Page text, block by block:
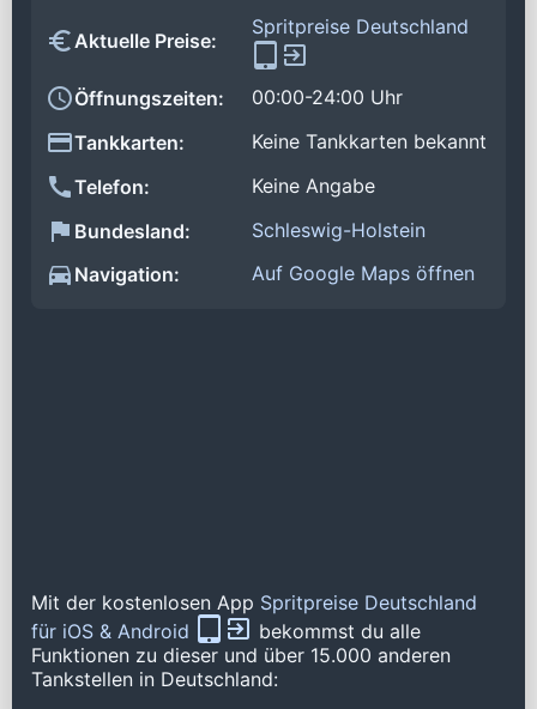
Aktuelle Preise:
Spritpreise Deutschland
Öffnungszeiten:
00:00-24:00 Uhr
Tankkarten:
Keine Tankkarten bekannt
Telefon:
Keine Angabe
Bundesland:
Schleswig-Holstein
Navigation:
Auf Google Maps öffnen
Mit der kostenlosen App Spritpreise Deutschland
für iOS & Android
bekommst du alle
Funktionen zu dieser und über 15.000 anderen
Tankstellen in Deutschland: